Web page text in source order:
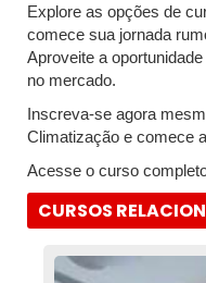
Explore as opções de
comece sua jornada
Aproveite a
no mercado.
Inscreva-se agora
Climatização e comece
Acesse o curso
CURSOS